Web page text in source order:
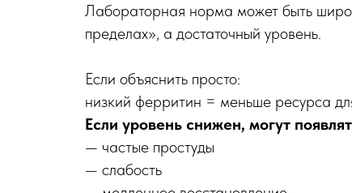
Лабораторная норма может быть
пределах», а достаточный уровень.
Если объяснить просто:
низкий ферритин = меньше ресурса
Если уровень снижен, могут
— частые простуды
— слабость